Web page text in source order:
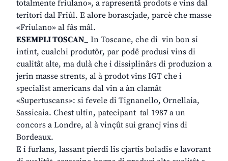
totalmente friulano», a rapresentâ prodots e vins dal
teritori dal Friûl. E alore borascjade, parcè che masse
«Friulano» al fâs mâl.
ESEMPLI TOSCAN_ In Toscane, che di vin bon si
intint, cualchi produtôr, par podê produsi vins di
cualitât alte, ma dulà che i dissiplinârs di produzion a
jerin masse strents, al à prodot vins IGT che i
specialist americans dal vin a àn clamât
«Supertuscans»: si fevele di Tignanello, Ornellaia,
Sassicaia. Chest ultin, patecipant tal 1987 a un
concors a Londre, al à vinçût sui grancj vins di
Bordeaux.
E i furlans, lassant pierdi lis cjartis boladis e lavorant